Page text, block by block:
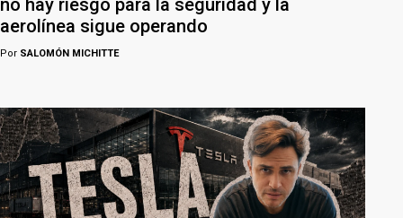
aerolínea sigue operando
Por SALOMÓN MICHITTE